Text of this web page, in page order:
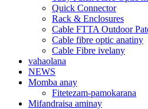
Quick Connector
Rack & Enclosures
Cable FTTA Outdoor
Cable fibre optic anatiny
Cable Fibre ivelany
vahaolana
NEWS
Momba anay
Fitetezam-pamokarana
Mifandraisa aminay